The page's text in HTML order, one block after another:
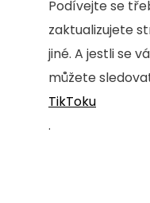
Podívejte se
zaktualizujete
jiné. A jestli se
můžete
TikToku
.